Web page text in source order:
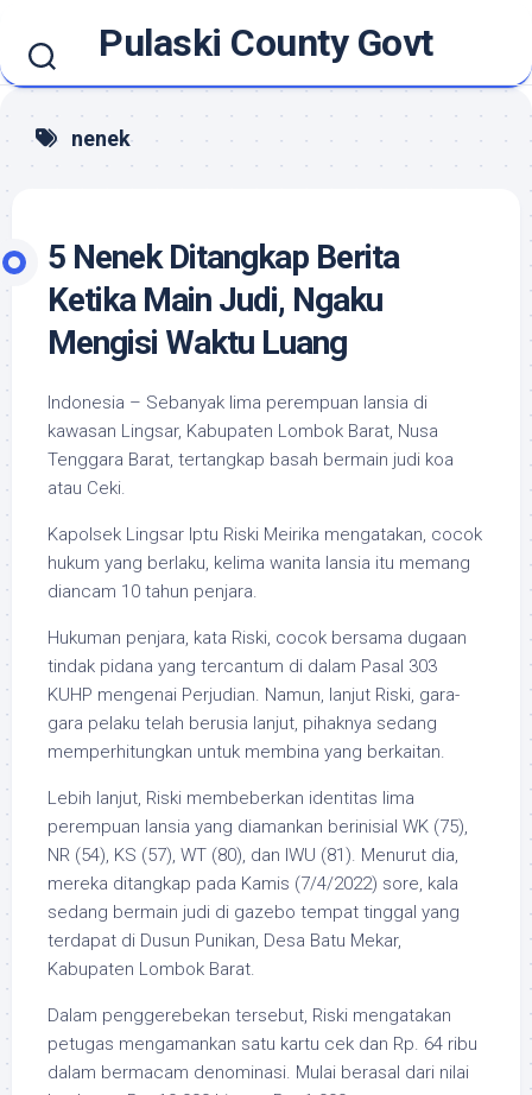
content
Pulaski County Govt
nenek
5 Nenek Ditangkap Berita
Ketika Main Judi, Ngaku
Mengisi Waktu Luang
Indonesia – Sebanyak lima perempuan lansia di
kawasan Lingsar, Kabupaten Lombok Barat, Nusa
Tenggara Barat, tertangkap basah bermain judi koa
atau Ceki.
Kapolsek Lingsar Iptu Riski Meirika mengatakan, cocok
hukum yang berlaku, kelima wanita lansia itu memang
diancam 10 tahun penjara.
Hukuman penjara, kata Riski, cocok bersama dugaan
tindak pidana yang tercantum di dalam Pasal 303
KUHP mengenai Perjudian. Namun, lanjut Riski, gara-
gara pelaku telah berusia lanjut, pihaknya sedang
memperhitungkan untuk membina yang berkaitan.
Lebih lanjut, Riski membeberkan identitas lima
perempuan lansia yang diamankan berinisial WK (75),
NR (54), KS (57), WT (80), dan IWU (81). Menurut dia,
mereka ditangkap pada Kamis (7/4/2022) sore, kala
sedang bermain judi di gazebo tempat tinggal yang
terdapat di Dusun Punikan, Desa Batu Mekar,
Kabupaten Lombok Barat.
Dalam penggerebekan tersebut, Riski mengatakan
petugas mengamankan satu kartu cek dan Rp. 64 ribu
dalam bermacam denominasi. Mulai berasal dari nilai